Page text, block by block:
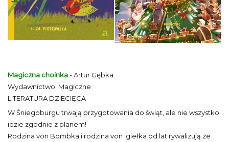
Magiczna choinka- Artur Gębka
Wydawnictwo: Magiczne
LITERATURA DZIECIĘCA
W Śniegoburgu trwają przygotowania do świąt, ale nie wszystko
idzie zgodnie z planem!
Rodzina von Bombka i rodzina von Igiełka od lat rywalizują ze